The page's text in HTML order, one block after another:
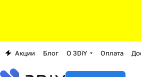
Акции Блог О 3DiY Оплата